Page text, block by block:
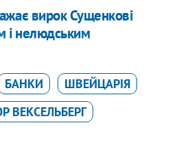
вирок Сущенкові
і нелюдським
БАНКИ
ШВЕЙЦАРІЯ
ВЕКСЕЛЬБЕРГ